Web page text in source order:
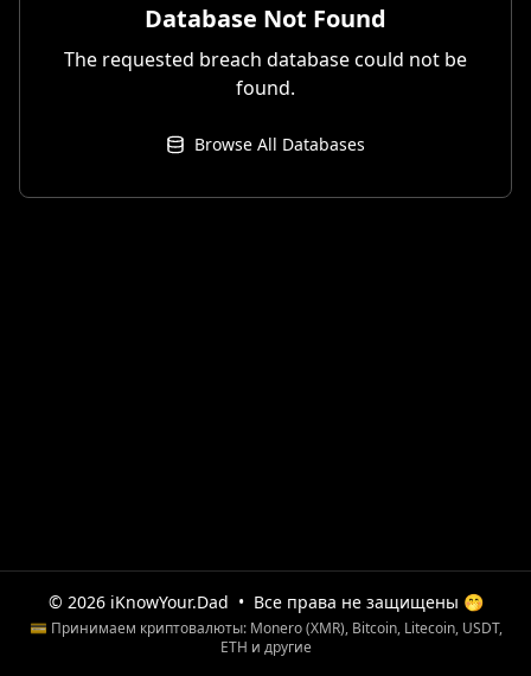
Database Not Found
The requested breach database could not be
found.
Browse All Databases
© 2026 iKnowYour.Dad • Все права не защищены 🤭
💳 Принимаем криптовалюты: Monero (XMR), Bitcoin, Litecoin, USDT,
ETH и другие